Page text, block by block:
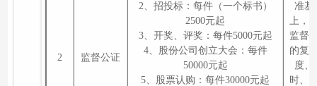
2 监督公证
2、招投标：每件（一个标书）
2500元起
3、开奖、评奖：每件5000元起
4、股份公司创立大会：每件
50000元起
5、股票认购：每件30000元起
准基
上，
监督
的复
度、
时、